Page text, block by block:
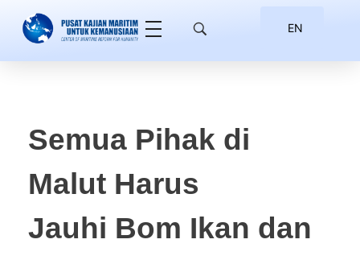
Semua Pihak di
Malut Harus
Jauhi Bom Ikan dan
EN